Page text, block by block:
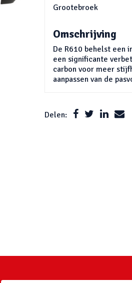
Grootebroek
Omschrijving
De R610 behelst een
een significante
carbon voor meer
aanpassen van de
Delen: